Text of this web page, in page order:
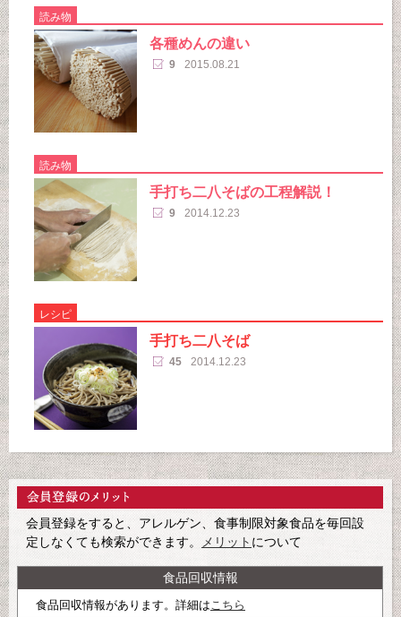
読み物
各種めんの違い
9 2015.08.21
読み物
手打ち二八そばの工程解説！
9 2014.12.23
レシピ
手打ち二八そば
45 2014.12.23
会員登録をすると、アレルゲン、食事制限対象食品を毎回設
定しなくても検索ができます。
メリット について
食品回収情報
食品回収情報があります。詳細はこちら